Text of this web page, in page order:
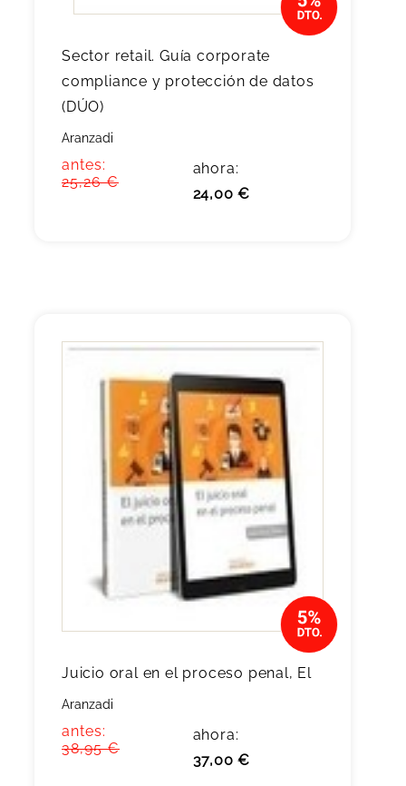
Sector retail. Guía corporate
compliance y protección de datos
(DÚO)
Aranzadi
antes:
25,26 €
ahora:
24,00 €
Juicio oral en el proceso penal, El
Aranzadi
antes:
38,95 €
ahora:
37,00 €